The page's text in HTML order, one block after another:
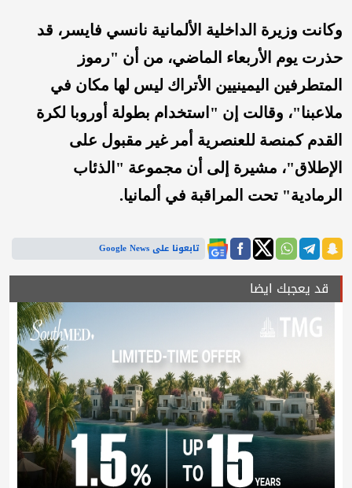
وكانت وزيرة الداخلية الألمانية نانسي فايسر، قد
حذرت يوم الأربعاء الماضي، من أن "رموز
المتطرفين اليمينيين الأتراك ليس لها مكان في
ملاعبنا"، وقالت إن "استخدام بطولة أوروبا لكرة
القدم كمنصة للعنصرية أمر غير مقبول على
الإطلاق"، مشيرة إلى أن مجموعة "الذئاب
الرمادية" تحت المراقبة في ألمانيا.
تابعونا على Google News
قد يعجبك ايضا